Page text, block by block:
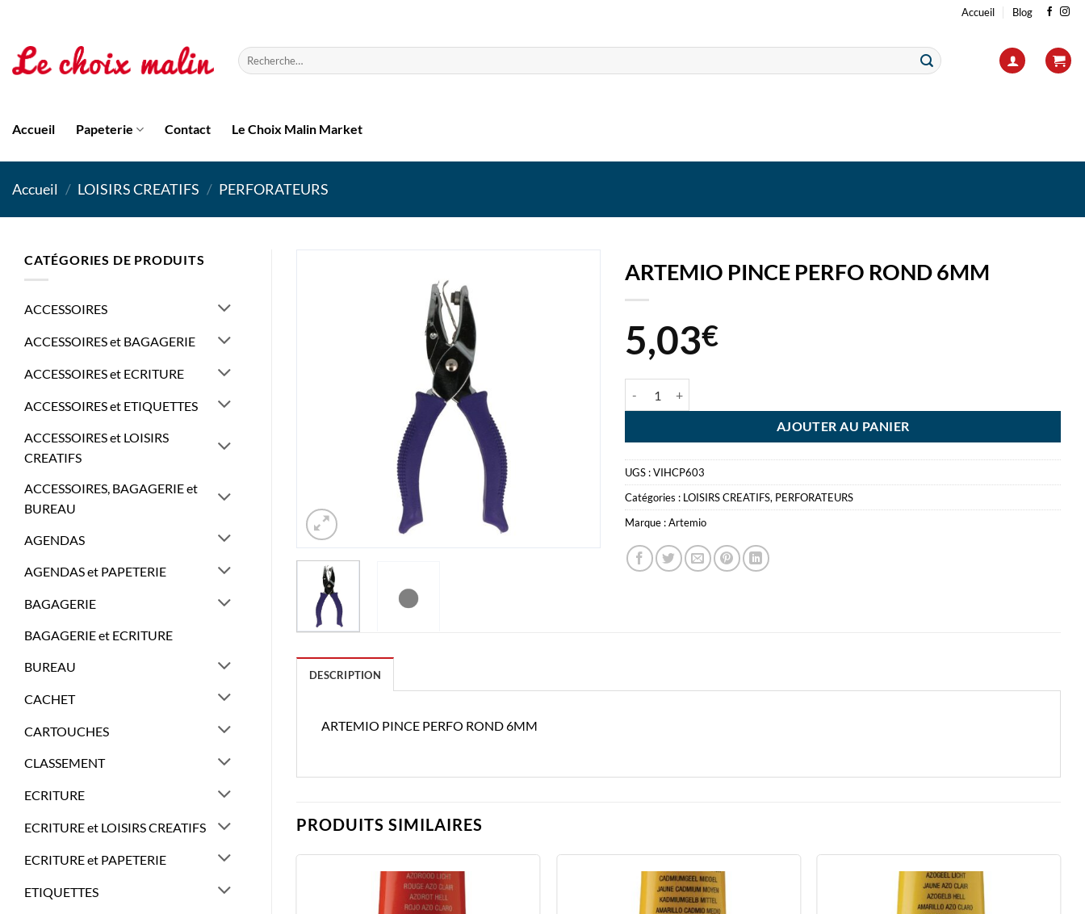
contenu
Accueil Blog
Recherche
pour :
Accueil Papeterie Contact Le Choix Malin Market
Accueil / LOISIRS CREATIFS / PERFORATEURS
CATÉGORIES DE PRODUITS
ACCESSOIRES
ACCESSOIRES et BAGAGERIE
ACCESSOIRES et ECRITURE
ACCESSOIRES et ETIQUETTES
ACCESSOIRES et LOISIRS
CREATIFS
ACCESSOIRES, BAGAGERIE et
BUREAU
AGENDAS
AGENDAS et PAPETERIE
BAGAGERIE
BAGAGERIE et ECRITURE
BUREAU
CACHET
CARTOUCHES
CLASSEMENT
ECRITURE
ECRITURE et LOISIRS CREATIFS
ECRITURE et PAPETERIE
ETIQUETTES
ARTEMIO PINCE PERFO ROND 6MM
5,03€
AJOUTER AU PANIER
UGS :VIHCP603
Catégories : LOISIRS CREATIFS, PERFORATEURS
Marque :Artemio
DESCRIPTION
ARTEMIO PINCE PERFO ROND 6MM
PRODUITS SIMILAIRES